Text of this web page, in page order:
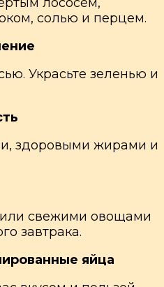
солью и перцем.
Украсьте зеленью и
здоровыми жирами и
свежими овощами
завтрака.
яйца